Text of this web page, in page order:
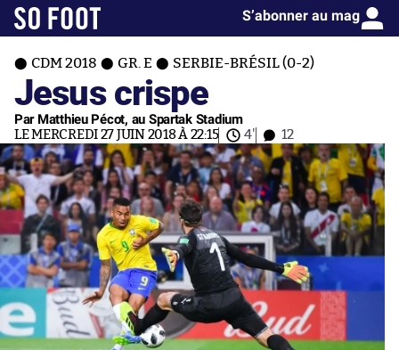
S’abonner au mag
CDM 2018 GR. E SERBIE-BRÉSIL (0-2)
Jesus crispe
Par Matthieu Pécot, au Spartak Stadium
LE MERCREDI 27 JUIN 2018 À 22:15 4' 12